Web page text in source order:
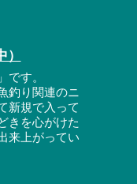
です。
釣り関連のニ
新規で入って
きを心がけた
来上がってい